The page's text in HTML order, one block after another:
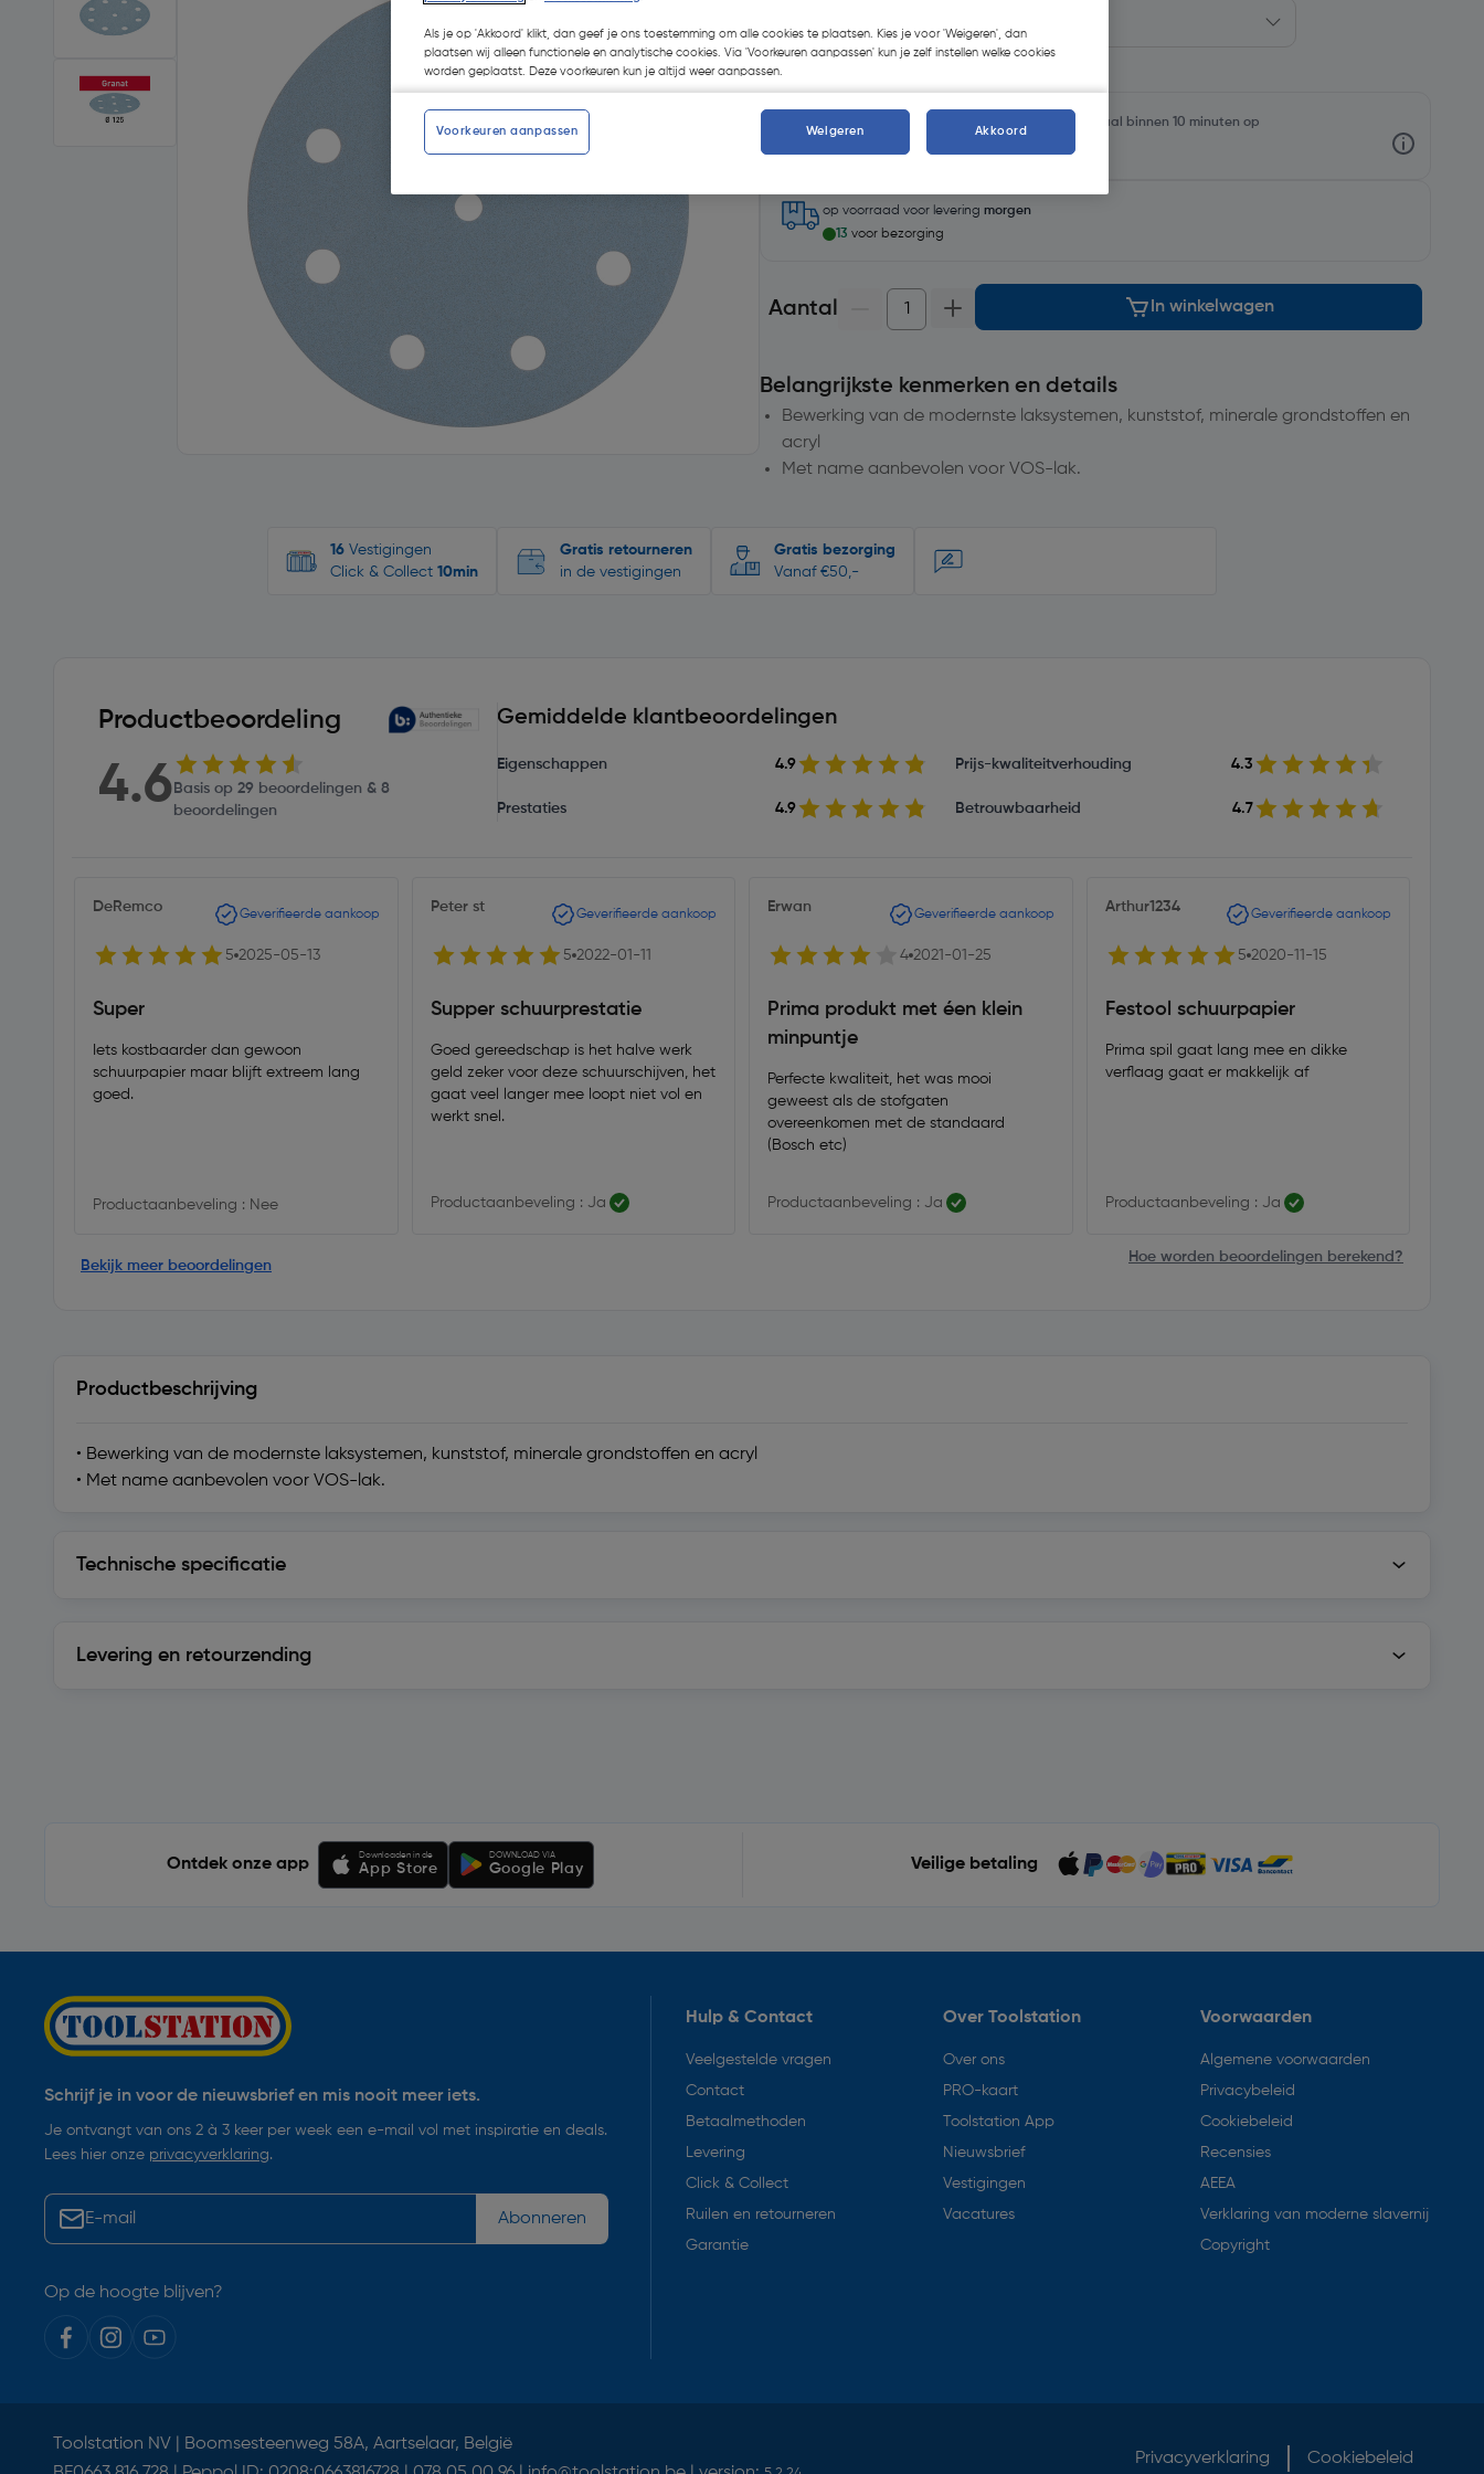
Selecteer winkel - Bekijk voorraadniveaus en haal binnen 10 minuten op
Selecteer vestiging
op voorraad voor levering morgen
13 voor bezorging
Aantal In winkelwagen
Belangrijkste kenmerken en details
Bewerking van de modernste laksystemen, kunststof, minerale grondstoffen en
acryl
Met name aanbevolen voor VOS-lak.
16 Vestigingen
Click & Collect 10min
Gratis retourneren
in de vestigingen
Gratis bezorging
Vanaf €50,-
Productbeoordeling
4.6 Basis op 29 beoordelingen & 8
beoordelingen
Gemiddelde klantbeoordelingen
Eigenschappen 4.9 Prijs-kwaliteitverhouding 4.3
Prestaties 4.9 Betrouwbaarheid 4.7
DeRemco Geverifieerde aankoop
5 2025-05-13
Super
Iets kostbaarder dan gewoon
schuurpapier maar blijft extreem lang
goed.
Productaanbeveling : Nee
Peter st Geverifieerde aankoop
5 2022-01-11
Supper schuurprestatie
Goed gereedschap is het halve werk
geld zeker voor deze schuurschijven, het
gaat veel langer mee loopt niet vol en
werkt snel.
Productaanbeveling : Ja
Erwan Geverifieerde aankoop
4 2021-01-25
Prima produkt met éen klein
minpuntje
Perfecte kwaliteit, het was mooi
geweest als de stofgaten
overeenkomen met de standaard
(Bosch etc)
Productaanbeveling : Ja
Arthur1234 Geverifieerde aankoop
5 2020-11-15
Festool schuurpapier
Prima spil gaat lang mee en dikke
verflaag gaat er makkelijk af
Productaanbeveling : Ja
Bekijk meer beoordelingen
Hoe worden beoordelingen berekend?
Productbeschrijving
• Bewerking van de modernste laksystemen, kunststof, minerale grondstoffen en acryl
• Met name aanbevolen voor VOS-lak.
Technische specificatie
Levering en retourzending
Ontdek onze app
Downloaden in de
App Store
DOWNLOAD VIA
Google Play Veilige betaling
Schrijf je in voor de nieuwsbrief en mis nooit meer iets.
Je ontvangt van ons 2 à 3 keer per week een e-mail vol met inspiratie en deals.
Lees hier onze privacyverklaring.
Abonneren
Op de hoogte blijven?
Hulp & Contact
Veelgestelde vragen
Contact
Betaalmethoden
Levering
Click & Collect
Ruilen en retourneren
Garantie
Over Toolstation
Over ons
PRO-kaart
Toolstation App
Nieuwsbrief
Vestigingen
Vacatures
Voorwaarden
Algemene voorwaarden
Privacybeleid
Cookiebeleid
Recensies
AEEA
Verklaring van moderne slavernij
Copyright
Toolstation NV | Boomsesteenweg 58A, Aartselaar, België
Privacyverklaring Cookiebeleid
Als je op 'Akkoord' klikt, dan geef je ons toestemming om alle cookies te plaatsen. Kies je voor 'Weigeren', dan
plaatsen wij alleen functionele en analytische cookies. Via 'Voorkeuren aanpassen' kun je zelf instellen welke cookies
worden geplaatst. Deze voorkeuren kun je altijd weer aanpassen.
Voorkeuren aanpassen Weigeren Akkoord